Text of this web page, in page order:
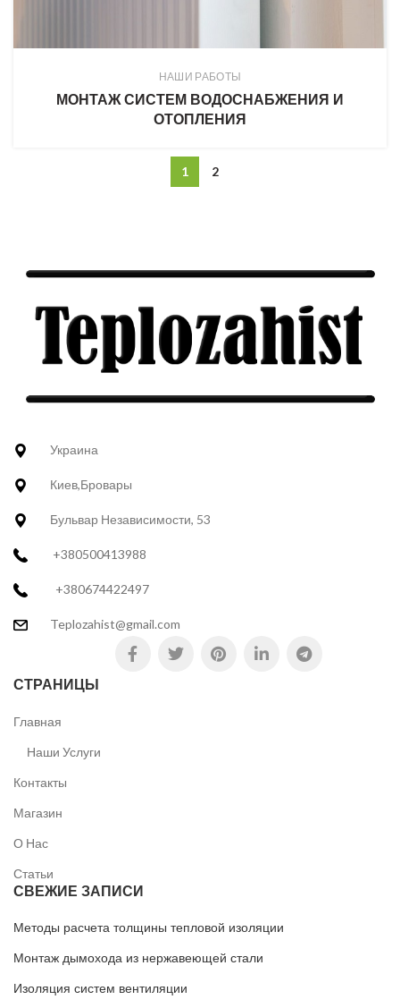
НАШИ РАБОТЫ
МОНТАЖ СИСТЕМ ВОДОСНАБЖЕНИЯ И
ОТОПЛЕНИЯ
1 2
Украина
Киев,Бровары
Бульвар Независимости, 53
+380500413988
+380674422497
Teplozahist@gmail.com
СТРАНИЦЫ
Главная
Наши Услуги
Контакты
Магазин
О Нас
Статьи
СВЕЖИЕ ЗАПИСИ
Методы расчета толщины тепловой изоляции
Монтаж дымохода из нержавеющей стали
Изоляция систем вентиляции